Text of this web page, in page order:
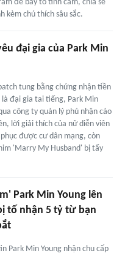
để bày tỏ tình cảm, chia sẻ
kèm chú thích sâu sắc.
đại gia của Park Min
tung bằng chứng nhận tiền
đại gia tai tiếng, Park Min
công ty quản lý phủ nhận cáo
lời giải thích của nữ diễn viên
được cư dân mạng, còn
'Marry My Husband' bị tẩy
Park Min Young lên
tố nhận 5 tỷ từ bạn
Park Min Young nhận chu cấp